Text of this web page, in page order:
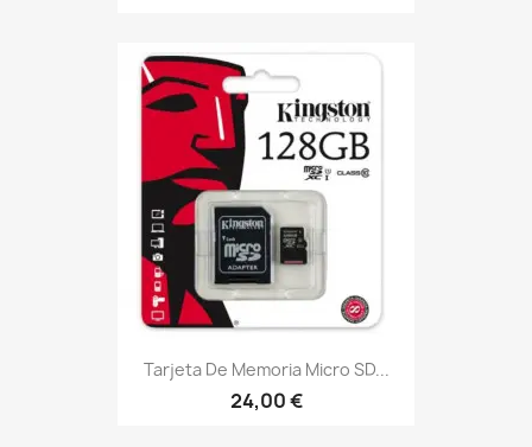
Tarjeta De Memoria Micro SD...
24,00 €